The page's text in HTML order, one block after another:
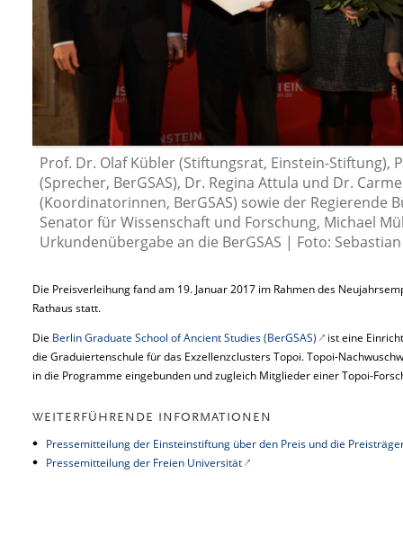
Prof. Dr. Olaf Kübler (Stiftungsrat, Einstein-Stiftung),
(Sprecher, BerGSAS), Dr. Regina Attula und Dr.
(Koordinatorinnen, BerGSAS) sowie der Regierende
Senator für Wissenschaft und Forschung, Michael
Urkundenübergabe an die BerGSAS | Foto:
Die Preisverleihung fand am 19. Januar 2017 im Rahmen des
Rathaus statt.
Die Berlin Graduate School of Ancient Studies (BerGSAS)
ist eine
die Graduiertenschule für das Exzellenzclusters Topoi. Topoi-
in die Programme eingebunden und zugleich Mitglieder einer Topoi-
WEITERFÜHRENDE INFORMATIONEN
Pressemitteilung der Einsteinstiftung über den Preis und die
Pressemitteilung der Freien Universität